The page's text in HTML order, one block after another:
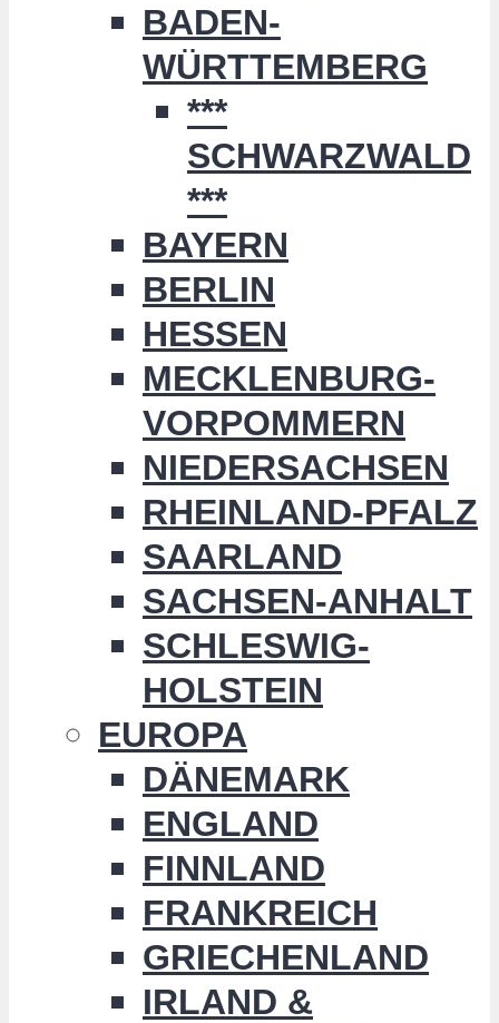
BADEN-
WÜRTTEMBERG
***
SCHWARZWALD
***
BAYERN
BERLIN
HESSEN
MECKLENBURG-
VORPOMMERN
NIEDERSACHSEN
RHEINLAND-PFALZ
SAARLAND
SACHSEN-ANHALT
SCHLESWIG-
HOLSTEIN
EUROPA
DÄNEMARK
ENGLAND
FINNLAND
FRANKREICH
GRIECHENLAND
IRLAND &